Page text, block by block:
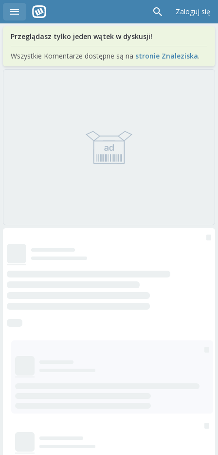
Zaloguj się
Przeglądasz tylko jeden wątek w dyskusji!
Wszystkie Komentarze dostępne są na stronie Znaleziska.